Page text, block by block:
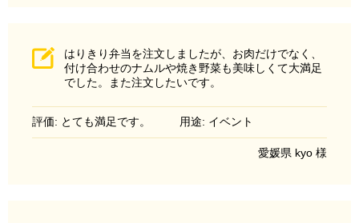
はりきり弁当を注文しましたが、お肉だけでなく、
付け合わせのナムルや焼き野菜も美味しくて大満足
でした。また注文したいです。
評価: とても満足です。 用途: イベント
愛媛県 kyo 様